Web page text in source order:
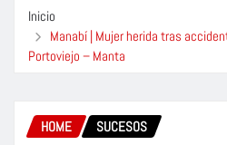
Inicio
Manabí | Mujer herida tras
Portoviejo – Manta
HOME SUCESOS